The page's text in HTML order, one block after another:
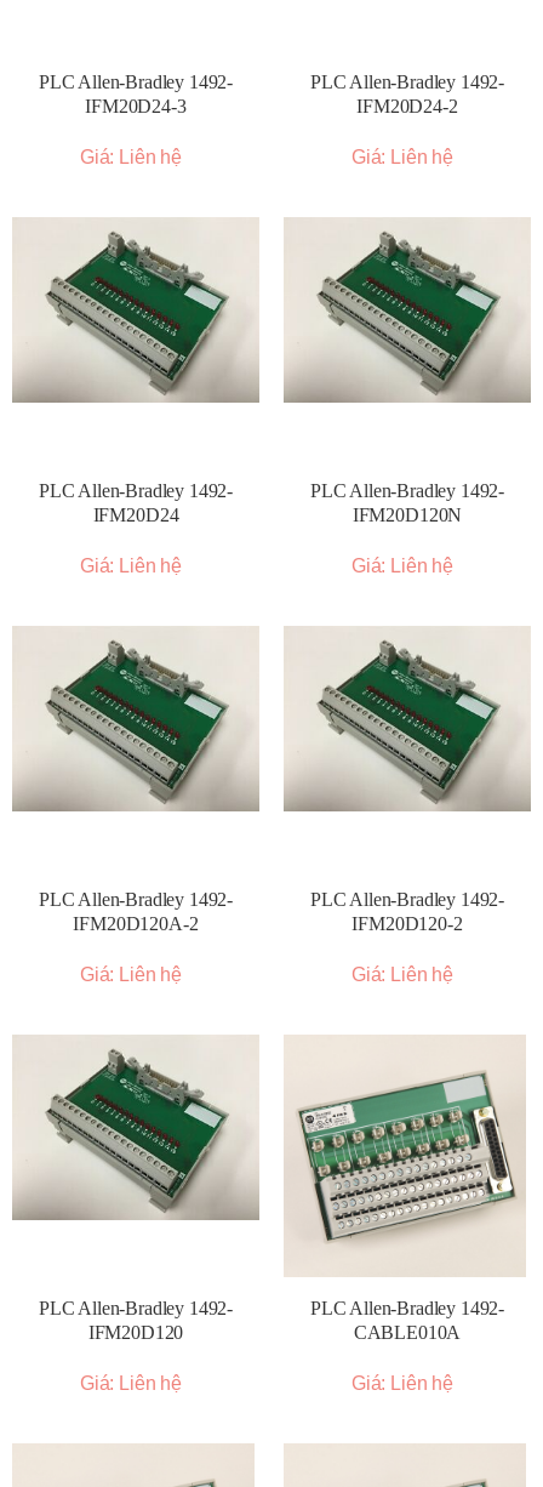
PLC Allen-Bradley 1492-
IFM20D24-3
Giá: Liên hệ
PLC Allen-Bradley 1492-
IFM20D24-2
Giá: Liên hệ
PLC Allen-Bradley 1492-
IFM20D24
Giá: Liên hệ
PLC Allen-Bradley 1492-
IFM20D120N
Giá: Liên hệ
PLC Allen-Bradley 1492-
IFM20D120A-2
Giá: Liên hệ
PLC Allen-Bradley 1492-
IFM20D120-2
Giá: Liên hệ
PLC Allen-Bradley 1492-
IFM20D120
Giá: Liên hệ
PLC Allen-Bradley 1492-
CABLE010A
Giá: Liên hệ